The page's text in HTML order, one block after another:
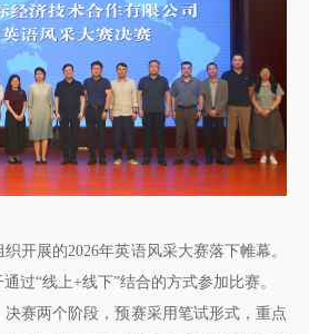
开展的2026年英语风采大赛落下帷幕。
过“线上+线下”结合的方式参加比赛。
赛两个阶段，预赛采用笔试形式，重点